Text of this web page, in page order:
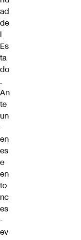
ad
de
l
Es
ta
do
.
An
te
un
-
en
es
e
en
to
nc
es
-
ev